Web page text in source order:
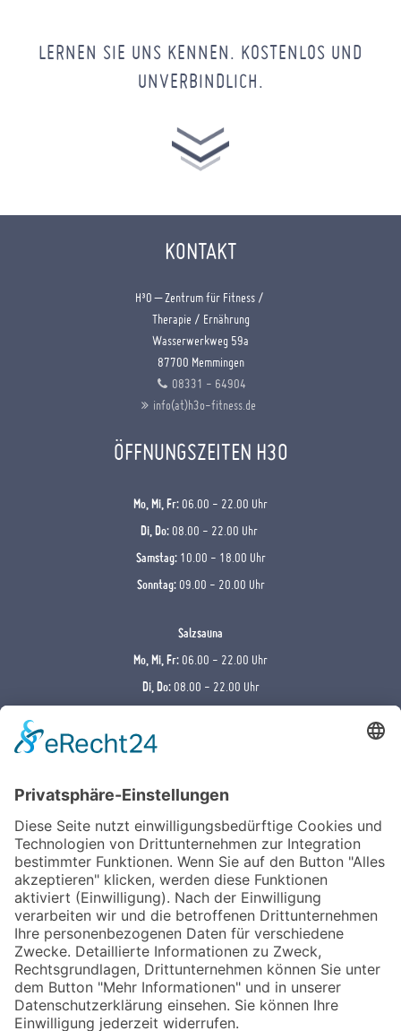
LERNEN SIE UNS KENNEN. KOSTENLOS UND
UNVERBINDLICH.
KONTAKT
H³O – Zentrum für Fitness /
Therapie / Ernährung
Wasserwerkweg 59a
87700 Memmingen
08331 - 64904
info(at)h3o-fitness.de
ÖFFNUNGSZEITEN H3O
Mo, Mi, Fr: 06.00 - 22.00 Uhr
Di, Do: 08.00 - 22.00 Uhr
Samstag:10.00 - 18.00 Uhr
Sonntag:09.00 - 20.00 Uhr
Salzsauna
Mo, Mi, Fr: 06.00 - 22.00 Uhr
Di, Do: 08.00 - 22.00 Uhr
Samstag:
Sonntag:
Kräutersauna
Sommer (01.04. - 30.09.)
Mo-Fr: 09.00 - 12.00 Uhr | 17.00 - 22.00 Uhr
Samstag: nicht geöffnet
Sonntag: nicht geöffnet
Winter (01.10. - 31.03.)
Mo-Fr: 09.00 - 12.00 Uhr | 17.00 - 22.00 Uhr
Samstag: 13.00 - 18.00 Uhr
Sonntag: 09.00 - 12.00 Uhr | 16.00 - 20.00 Uhr